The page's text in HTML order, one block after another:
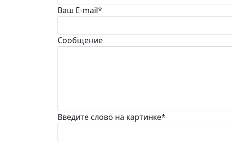
Ваш E-mail*
Сообщение
Введите слово на картинке*